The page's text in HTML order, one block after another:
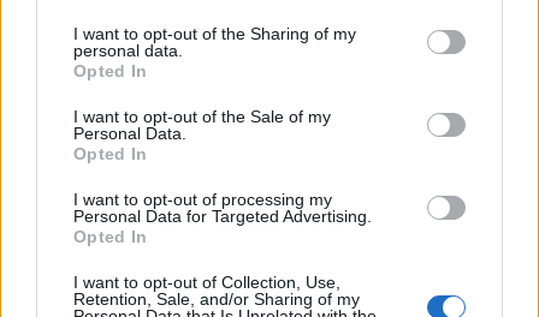
not limited to your visit or usage behaviour. You may click to
grant or deny consent to Google and its third-party tags to
use your data for below specified purposes in below Google
consent section.
I want to opt-out of the Sharing of my
personal data.
Opted In
I want to opt-out of the Sale of my
Personal Data.
Opted In
I want to opt-out of processing my
Personal Data for Targeted Advertising.
Opted In
I want to opt-out of Collection, Use,
Retention, Sale, and/or Sharing of my
Jókor, de rossz helyen – a kőszegi
IMCS
...avagy miért ne bízzuk üzemeltetőkre a
fejlesztéseket
Budapest HBF• 2022. július 16.